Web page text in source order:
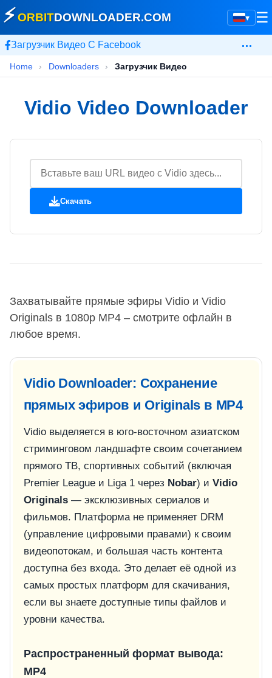
▾
⚡ORBITDOWNLOADER.COM ☰
Загрузчик Видео С Facebook …
Home › Downloaders › Загрузчик Видео
Vidio Video Downloader
Скачать
Захватывайте прямые эфиры Vidio и Vidio
Originals в 1080p MP4 – смотрите офлайн в
любое время.
Vidio Downloader: Сохранение
прямых эфиров и Originals в MP4
Vidio выделяется в юго-восточном азиатском
стриминговом ландшафте своим сочетанием
прямого ТВ, спортивных событий (включая
Premier League и Liga 1 через Nobar) и Vidio
Originals— эксклюзивных сериалов и
фильмов. Платформа не применяет DRM
(управление цифровыми правами) к своим
видеопотокам, и большая часть контента
доступна без входа. Это делает её одной из
самых простых платформ для скачивания,
если вы знаете доступные типы файлов и
уровни качества.
Распространенный формат вывода:
MP4